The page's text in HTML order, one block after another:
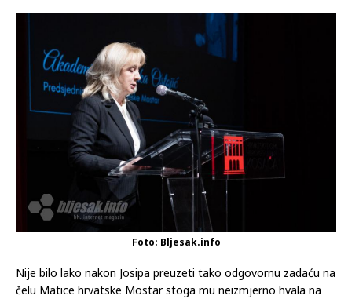
Foto: Bljesak.info
Nije bilo lako nakon Josipa preuzeti tako odgovornu zadaću na
čelu Matice hrvatske Mostar stoga mu neizmjerno hvala na